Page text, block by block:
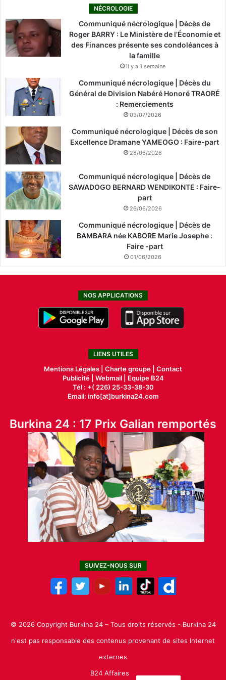
NÉCROLOGIE
Communiqué nécrologique | Décès de
Roger BARRY : Le Ministère de l’Économie et
des Finances présente ses condoléances à
la famille
il y a 1 semaine
Communiqué nécrologique | Décès du
Général de Division Nabéré Honoré TRAORÉ
: Remerciements
03/07/2026
Communiqué nécrologique | Décès de son
Excellence Dramane YAMEOGO : Faire-part
28/06/2026
Communiqué nécrologique | Décès de
SAWADOGO BERNARD WENDIKONTE : Faire-
part
26/06/2026
Communiqué nécrologique | Décès de
BAMBARA née KABORE Marie Josephe :
Faire -part
01/06/2026
NOS APPLICATIONS
LIENS UTILES
Mentions Légales | Charte groupe | Contact
Publicité| Webmail |
Equipe B24
Tél : +( 226) 25-33-38-30
Email: info[at]burkina24.com
Burkina 24 : 17 Prix Galian remportés
SUIVEZ-NOUS SUR
© 2026 Copyright Burkina 24 – Tous droits réservés - Burkina 24
n'est pas responsable des contenus provenant de sites Internet
externes
B24 Affaires